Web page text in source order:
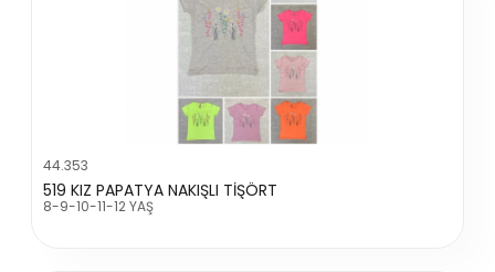
44.353
519 KIZ PAPATYA NAKIŞLI TİŞÖRT
8-9-10-11-12 YAŞ